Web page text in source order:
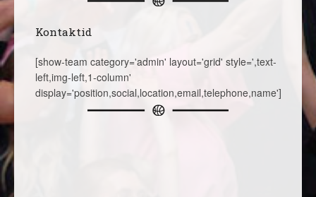
Kontaktid
[show-team category='admin' layout='grid' style=',text-
left,img-left,1-column'
display='position,social,location,email,telephone,name']